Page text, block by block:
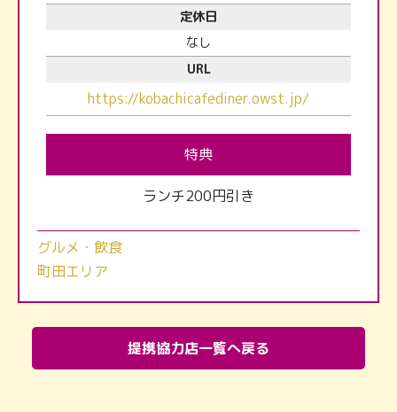
定休日
なし
URL
https://kobachicafediner.owst.jp/
特典
ランチ200円引き
グルメ・飲食
町田エリア
提携協力店一覧へ戻る